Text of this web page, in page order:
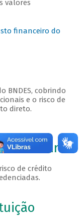
valores
financeiro do
BNDES, cobrindo
e o risco de
direto.
financeira
de crédito